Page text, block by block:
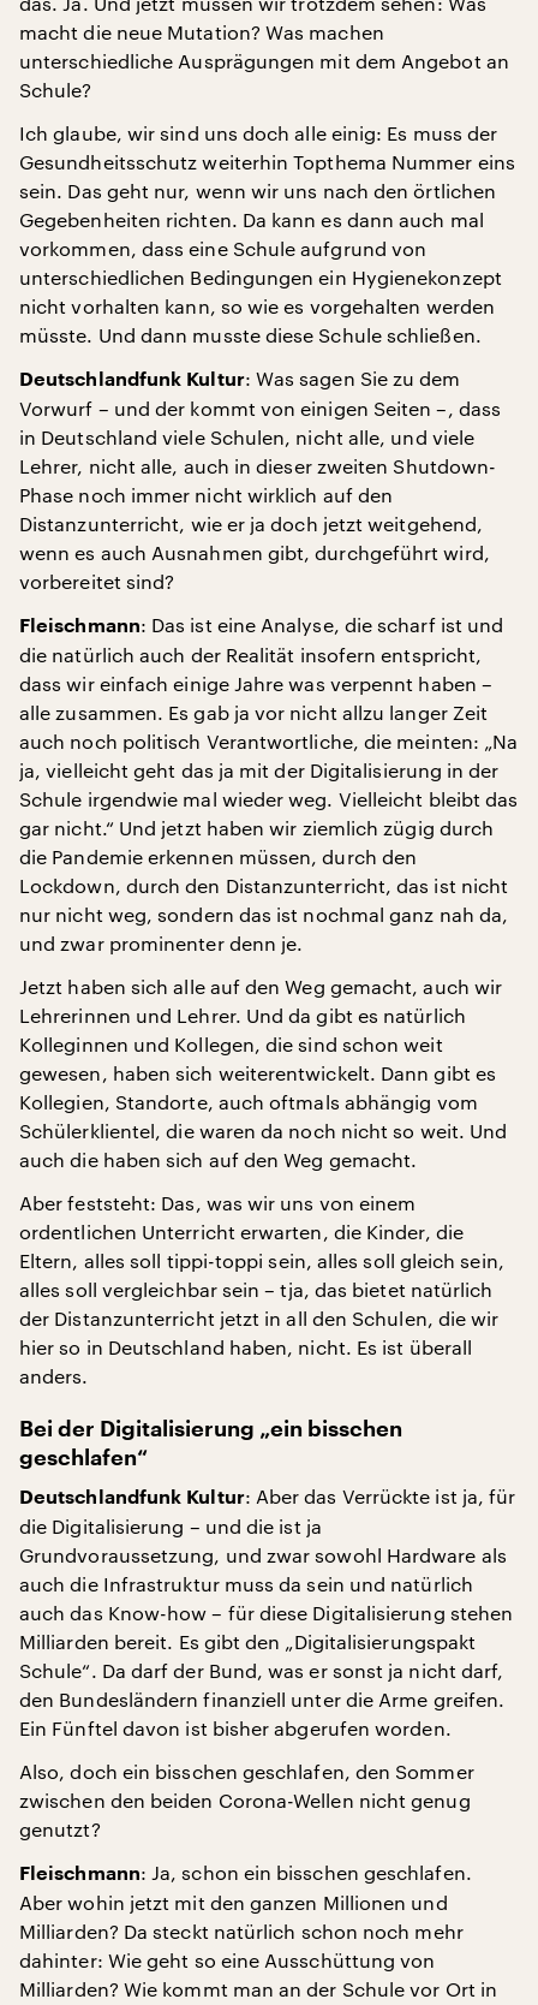
macht die neue Mutation? Was machen
unterschiedliche Ausprägungen mit dem Angebot an
Schule?
Ich glaube, wir sind uns doch alle einig: Es muss der
Gesundheitsschutz weiterhin Topthema Nummer eins
sein. Das geht nur, wenn wir uns nach den örtlichen
Gegebenheiten richten. Da kann es dann auch mal
vorkommen, dass eine Schule aufgrund von
unterschiedlichen Bedingungen ein Hygienekonzept
nicht vorhalten kann, so wie es vorgehalten werden
müsste. Und dann musste diese Schule schließen.
Deutschlandfunk Kultur: Was sagen Sie zu dem
Vorwurf – und der kommt von einigen Seiten –, dass
in Deutschland viele Schulen, nicht alle, und viele
Lehrer, nicht alle, auch in dieser zweiten Shutdown-
Phase noch immer nicht wirklich auf den
Distanzunterricht, wie er ja doch jetzt weitgehend,
wenn es auch Ausnahmen gibt, durchgeführt wird,
vorbereitet sind?
Fleischmann: Das ist eine Analyse, die scharf ist und
die natürlich auch der Realität insofern entspricht,
dass wir einfach einige Jahre was verpennt haben –
alle zusammen. Es gab ja vor nicht allzu langer Zeit
auch noch politisch Verantwortliche, die meinten: „Na
ja, vielleicht geht das ja mit der Digitalisierung in der
Schule irgendwie mal wieder weg. Vielleicht bleibt das
gar nicht.“ Und jetzt haben wir ziemlich zügig durch
die Pandemie erkennen müssen, durch den
Lockdown, durch den Distanzunterricht, das ist nicht
nur nicht weg, sondern das ist nochmal ganz nah da,
und zwar prominenter denn je.
Jetzt haben sich alle auf den Weg gemacht, auch wir
Lehrerinnen und Lehrer. Und da gibt es natürlich
Kolleginnen und Kollegen, die sind schon weit
gewesen, haben sich weiterentwickelt. Dann gibt es
Kollegien, Standorte, auch oftmals abhängig vom
Schülerklientel, die waren da noch nicht so weit. Und
auch die haben sich auf den Weg gemacht.
Aber feststeht: Das, was wir uns von einem
ordentlichen Unterricht erwarten, die Kinder, die
Eltern, alles soll tippi-toppi sein, alles soll gleich sein,
alles soll vergleichbar sein – tja, das bietet natürlich
der Distanzunterricht jetzt in all den Schulen, die wir
hier so in Deutschland haben, nicht. Es ist überall
anders.
Bei der Digitalisierung „ein bisschen
geschlafen“
Deutschlandfunk Kultur: Aber das Verrückte ist ja, für
die Digitalisierung – und die ist ja
Grundvoraussetzung, und zwar sowohl Hardware als
auch die Infrastruktur muss da sein und natürlich
auch das Know-how – für diese Digitalisierung stehen
Milliarden bereit. Es gibt den „Digitalisierungspakt
Schule“. Da darf der Bund, was er sonst ja nicht darf,
den Bundesländern finanziell unter die Arme greifen.
Ein Fünftel davon ist bisher abgerufen worden.
Also, doch ein bisschen geschlafen, den Sommer
zwischen den beiden Corona-Wellen nicht genug
genutzt?
Fleischmann: Ja, schon ein bisschen geschlafen.
Aber wohin jetzt mit den ganzen Millionen und
Milliarden? Da steckt natürlich schon noch mehr
dahinter: Wie geht so eine Ausschüttung von
Milliarden? Wie kommt man an der Schule vor Ort in